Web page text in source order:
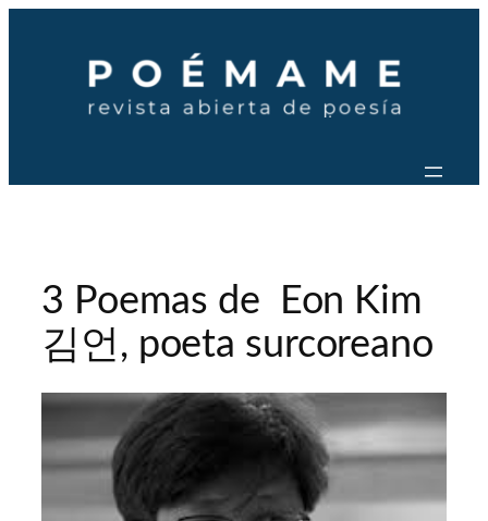
contenido
3 Poemas de Eon Kim
김언, poeta surcoreano